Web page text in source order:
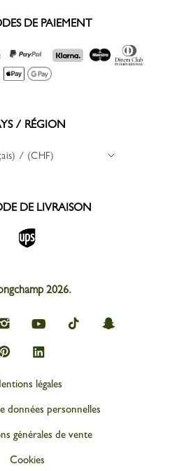
DE PAIEMENT
/ RÉGION
/ (CHF)
DE LIVRAISON
2026.
Longchamp
on
Instagram
Longchamp
on
youtube
Longchamp
on
Longchamp
on
Longchamp
on
Longchamp
on
légales
données personnelles
générales de vente
Cookies